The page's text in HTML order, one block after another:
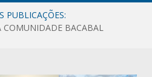
PUBLICAÇÕES:
COMUNIDADE BACABAL